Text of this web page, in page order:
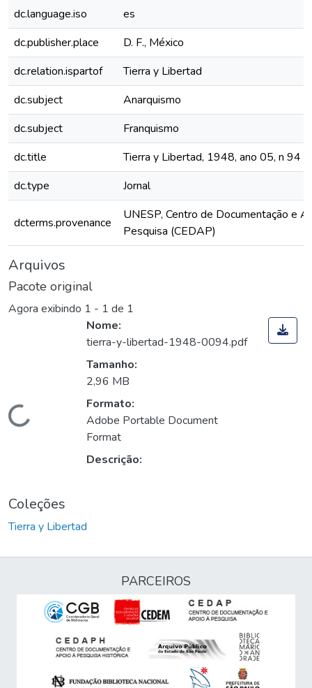
dc.language.iso
es
dc.publisher.place
D. F., México
dc.relation.ispartof
Tierra y Libertad
dc.subject
Anarquismo
dc.subject
Franquismo
dc.title
Tierra y Libertad, 1948, ano 05, n 94
dc.type
Jornal
dcterms.provenance
UNESP, Centro de Documentação e
Pesquisa (CEDAP)
Arquivos
Pacote original
Agora exibindo 1 - 1 de 1
Carregando...
Nome:
tierra-y-libertad-1948-0094.pdf
Tamanho:
2,96 MB
Formato:
Adobe Portable Document
Format
Descrição:
Coleções
Tierra y Libertad
PARCEIROS